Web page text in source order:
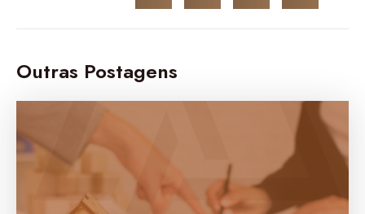
Outras Postagens